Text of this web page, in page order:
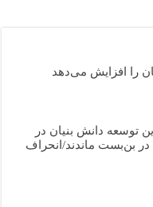
را افزایش می‌دهد
توسعه دانش بنیان در
بن‌بست ماندند/انحراف